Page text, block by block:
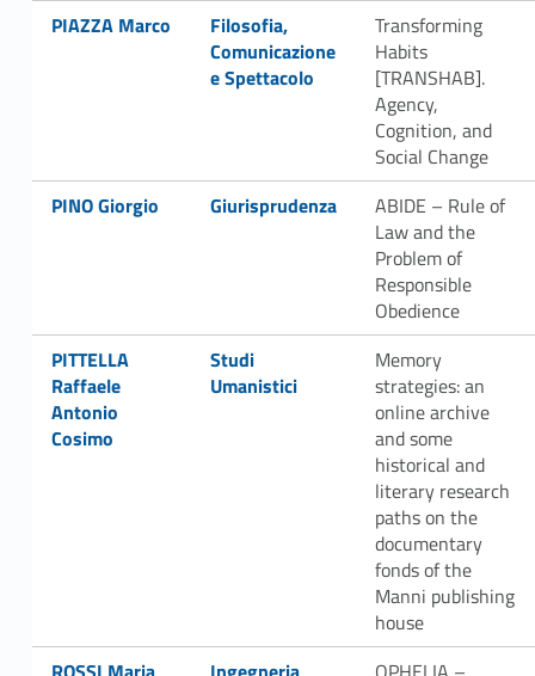
Link identifier #identifier__136232-69
PIAZZA Marco Link identifier #identifier__104809-70
Filosofia,
Comunicazione
e Spettacolo
Transforming
Habits
[TRANSHAB].
Agency,
Cognition, and
Social Change
Link identifier #identifier__152102-71
PINO Giorgio Link identifier #identifier__40481-72
Giurisprudenza
ABIDE – Rule of
Law and the
Problem of
Responsible
Obedience
Link identifier #identifier__29528-73
PITTELLA
Raffaele
Antonio
Cosimo
Link identifier #identifier__80683-74
Studi
Umanistici
Memory
strategies: an
online archive
and some
historical and
literary research
paths on the
documentary
fonds of the
Manni publishing
house
Link identifier #identifier__55016-75
Link identifier #identifier__185609-76